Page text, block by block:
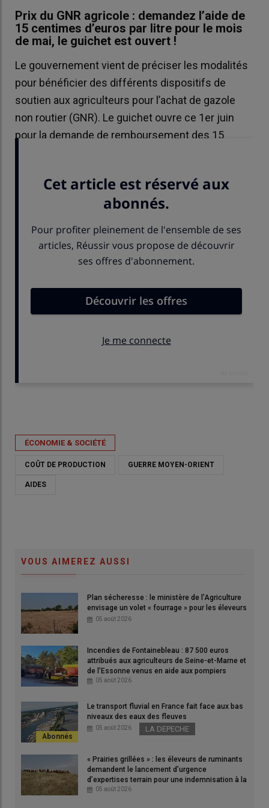
Prix du GNR agricole : demandez l’aide de
15 centimes d’euros par litre pour le mois
de mai, le guichet est ouvert !
Le gouvernement vient de préciser les modalités
pour bénéficier des différents dispositifs de
soutien aux agriculteurs pour l’achat de gazole
non routier (GNR). Le guichet ouvre ce 1er juin
pour la demande de remboursement des 15
Le gouvernement précise que sur l’aide de 15 centimes
mois de mai, 3,86 centimes sont issus du droit d’accise et 11,14
centimes constituent une aide directe.
© David Laisney
Remboursement de 15 centimes par litre de GNR en
mai : comment faire la demande ?
Prise en charge de 3,86 euros par hectolitre de GNR
agricole en avril : quelles modalités ?
Report des paiements des cotisations MSA pour les
exploitations agricoles fragilisées par la hausse du prix
du GNR agricole : quelles modalités ?
ÉCONOMIE & SOCIÉTÉ
COÛT DE PRODUCTION GUERRE MOYEN-ORIENT
AIDES
VOUS AIMEREZ AUSSI
Plan sécheresse : le ministère de l’Agriculture
envisage un volet « fourrage » pour les éleveurs
05 août 2026
Incendies de Fontainebleau : 87 500 euros
attribués aux agriculteurs de Seine-et-Marne et
de l’Essonne venus en aide aux pompiers
05 août 2026
Le transport fluvial en France fait face aux bas
niveaux des eaux des fleuves
05 août 2026 LA DEPECHE
« Prairies grillées » : les éleveurs de ruminants
demandent le lancement d’urgence
d’expertises terrain pour une indemnisation à la
hauteur des dégâts
05 août 2026